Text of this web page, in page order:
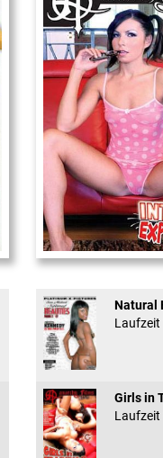
Internal Explosionen
Natural
Laufzeit
Girls in
Laufzeit